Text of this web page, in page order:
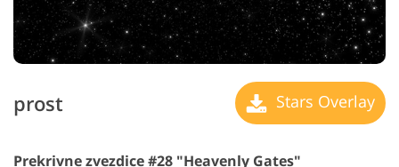
prost Stars Overlay
Prekrivne zvezdice #28 "Heavenly Gates"